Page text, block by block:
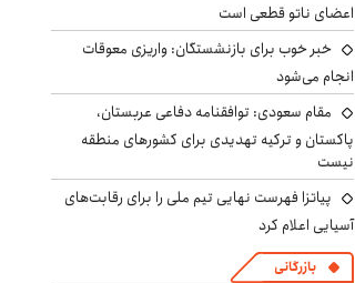
اعضای ناتو قطعی است
خبر خوب برای بازنشستگان: واریزی معوقات
انجام می‌شود
مقام سعودی: توافقنامه دفاعی عربستان،
پاکستان و ترکیه تهدیدی برای کشورهای منطقه
نیست
پیاتزا فهرست نهایی تیم ملی را برای رقابت‌های
آسیایی اعلام کرد
بازرگانی